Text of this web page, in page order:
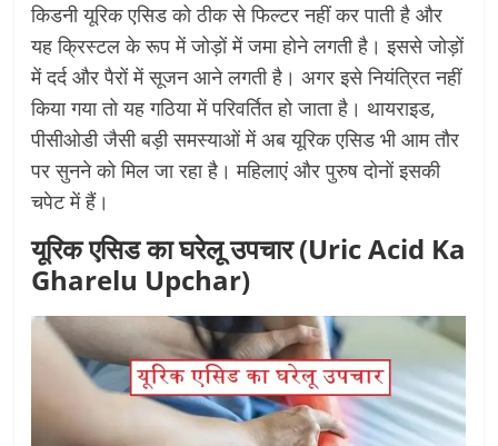
किडनी यूरिक एसिड को ठीक से फिल्टर नहीं कर पाती है और
यह क्रिस्टल के रूप में जोड़ों में जमा होने लगती है। इससे जोड़ों
में दर्द और पैरों में सूजन आने लगती है। अगर इसे नियंत्रित नहीं
किया गया तो यह गठिया में परिवर्तित हो जाता है। थायराइड,
पीसीओडी जैसी बड़ी समस्याओं में अब यूरिक एसिड भी आम तौर
पर सुनने को मिल जा रहा है। महिलाएं और पुरुष दोनों इसकी
चपेट में हैं।
यूरिक एसिड का घरेलू उपचार (Uric Acid Ka
Gharelu Upchar)